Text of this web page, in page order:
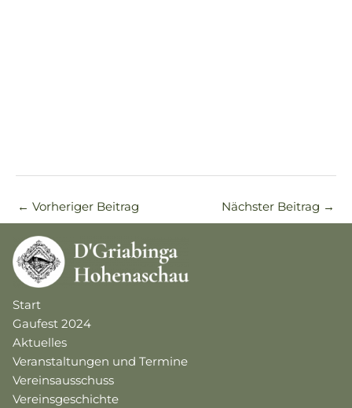
← Vorheriger Beitrag Nächster Beitrag →
Start
Gaufest 2024
Aktuelles
Veranstaltungen und Termine
Vereinsausschuss
Vereinsgeschichte